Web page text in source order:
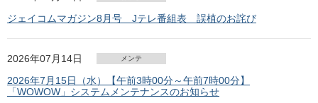
ジェイコムマガジン8月号 Jテレ番組表 誤植のお詫び
2026年07月14日 メンテ
2026年7月15日（水）【午前3時00分～午前7時00分】
「WOWOW」システムメンテナンスのお知らせ